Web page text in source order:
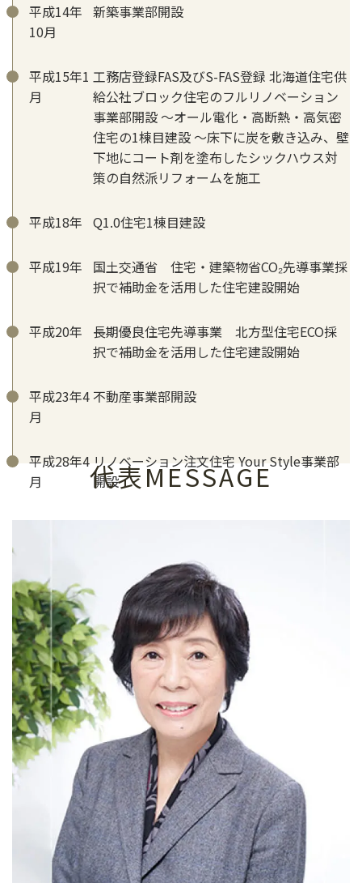
平成14年
10月
新築事業部開設
平成15年1
月
工務店登録FAS及びS-FAS登録 北海道住宅供
給公社ブロック住宅のフルリノベーション
事業部開設 ～オール電化・高断熱・高気密
住宅の1棟目建設 ～床下に炭を敷き込み、壁
下地にコート剤を塗布したシックハウス対
策の自然派リフォームを施工
平成18年 Q1.0住宅1棟目建設
平成19年
国土交通省 住宅・建築物省CO₂先導事業採
択で補助金を活用した住宅建設開始
平成20年
長期優良住宅先導事業 北方型住宅ECO採
択で補助金を活用した住宅建設開始
平成23年4
月
不動産事業部開設
平成28年4
月
リノベーション注文住宅 Your Style事業部
開設
代表MESSAGE